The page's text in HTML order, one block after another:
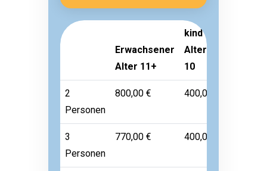
Erwachsener
Alter 11+
kind
Alter 3-
10
2
Personen
800,00 € 400,00 €
3
Personen
770,00 € 400,00 €